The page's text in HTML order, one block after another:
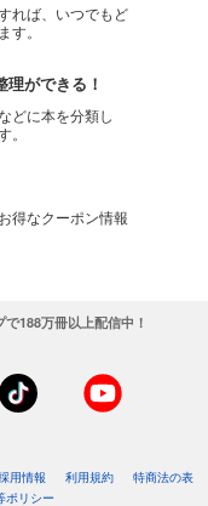
れば、いつでもど
す。
ができる！
どに本を分類し
得なクーポン情報
188万冊以上配信中！
用情報 利用規約
特商法の表
ポリシー